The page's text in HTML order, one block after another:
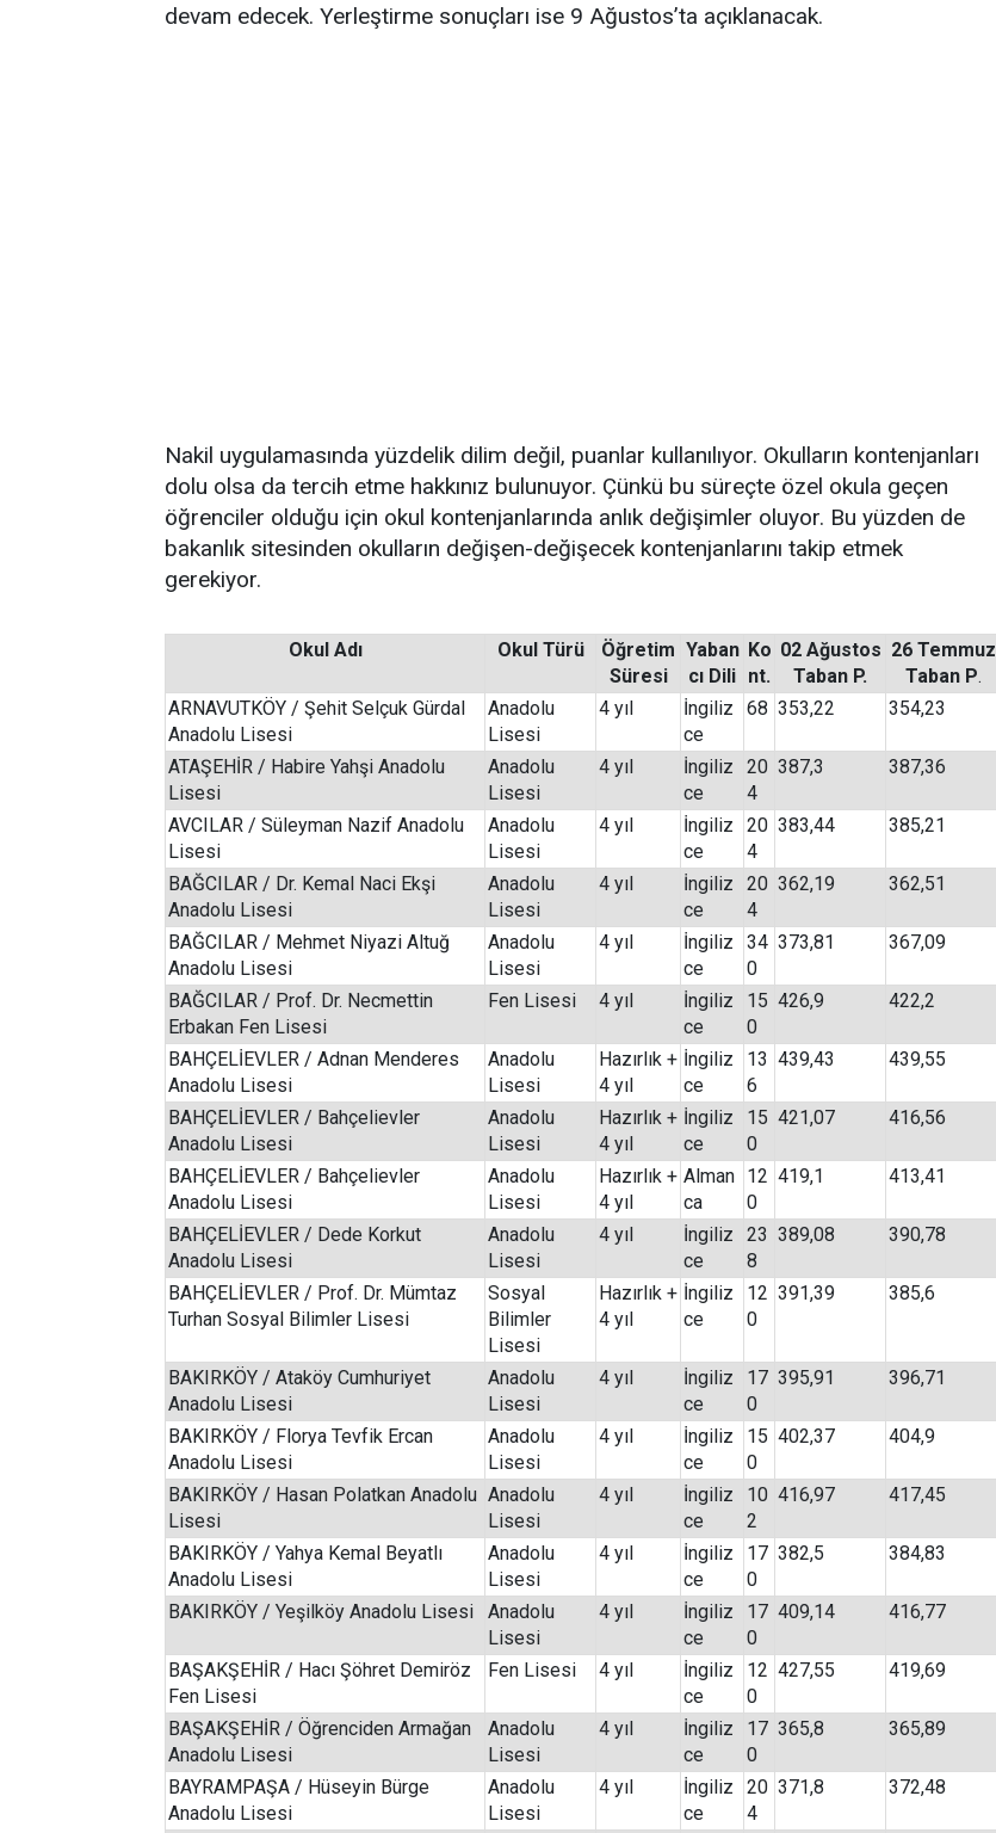
devam edecek. Yerleştirme sonuçları ise 9 Ağustos’ta açıklanacak.
Nakil uygulamasında yüzdelik dilim değil, puanlar kullanılıyor. Okulların kontenjanları
dolu olsa da tercih etme hakkınız bulunuyor. Çünkü bu süreçte özel okula geçen
öğrenciler olduğu için okul kontenjanlarında anlık değişimler oluyor. Bu yüzden de
bakanlık sitesinden okulların değişen-değişecek kontenjanlarını takip etmek
gerekiyor.
Okul Adı Okul Türü
Öğretim
Süresi
Yaban
cı Dili
Ko
nt.
02 Ağustos
Taban P.
26 Temmuz
Taban P.
ARNAVUTKÖY / Şehit Selçuk Gürdal
Anadolu Lisesi
Anadolu
Lisesi
4 yıl
İngiliz
ce
68 353,22 354,23
ATAŞEHİR / Habire Yahşi Anadolu
Lisesi
Anadolu
Lisesi
4 yıl
İngiliz
ce
20
4
387,3 387,36
AVCILAR / Süleyman Nazif Anadolu
Lisesi
Anadolu
Lisesi
4 yıl
İngiliz
ce
20
4
383,44 385,21
BAĞCILAR / Dr. Kemal Naci Ekşi
Anadolu Lisesi
Anadolu
Lisesi
4 yıl
İngiliz
ce
20
4
362,19 362,51
BAĞCILAR / Mehmet Niyazi Altuğ
Anadolu Lisesi
Anadolu
Lisesi
4 yıl
İngiliz
ce
34
0
373,81 367,09
BAĞCILAR / Prof. Dr. Necmettin
Erbakan Fen Lisesi
Fen Lisesi 4 yıl
İngiliz
ce
15
0
426,9 422,2
BAHÇELİEVLER / Adnan Menderes
Anadolu Lisesi
Anadolu
Lisesi
Hazırlık +
4 yıl
İngiliz
ce
13
6
439,43 439,55
BAHÇELİEVLER / Bahçelievler
Anadolu Lisesi
Anadolu
Lisesi
Hazırlık +
4 yıl
İngiliz
ce
15
0
421,07 416,56
BAHÇELİEVLER / Bahçelievler
Anadolu Lisesi
Anadolu
Lisesi
Hazırlık +
4 yıl
Alman
ca
12
0
419,1 413,41
BAHÇELİEVLER / Dede Korkut
Anadolu Lisesi
Anadolu
Lisesi
4 yıl
İngiliz
ce
23
8
389,08 390,78
BAHÇELİEVLER / Prof. Dr. Mümtaz
Turhan Sosyal Bilimler Lisesi
Sosyal
Bilimler
Lisesi
Hazırlık +
4 yıl
İngiliz
ce
12
0
391,39 385,6
BAKIRKÖY / Ataköy Cumhuriyet
Anadolu Lisesi
Anadolu
Lisesi
4 yıl
İngiliz
ce
17
0
395,91 396,71
BAKIRKÖY / Florya Tevfik Ercan
Anadolu Lisesi
Anadolu
Lisesi
4 yıl
İngiliz
ce
15
0
402,37 404,9
BAKIRKÖY / Hasan Polatkan Anadolu
Lisesi
Anadolu
Lisesi
4 yıl
İngiliz
ce
10
2
416,97 417,45
BAKIRKÖY / Yahya Kemal Beyatlı
Anadolu Lisesi
Anadolu
Lisesi
4 yıl
İngiliz
ce
17
0
382,5 384,83
BAKIRKÖY / Yeşilköy Anadolu Lisesi
Anadolu
Lisesi
4 yıl
İngiliz
ce
17
0
409,14 416,77
BAŞAKŞEHİR / Hacı Şöhret Demiröz
Fen Lisesi
Fen Lisesi 4 yıl
İngiliz
ce
12
0
427,55 419,69
BAŞAKŞEHİR / Öğrenciden Armağan
Anadolu Lisesi
Anadolu
Lisesi
4 yıl
İngiliz
ce
17
0
365,8 365,89
BAYRAMPAŞA / Hüseyin Bürge
Anadolu Lisesi
Anadolu
Lisesi
4 yıl
İngiliz
ce
20
4
371,8 372,48